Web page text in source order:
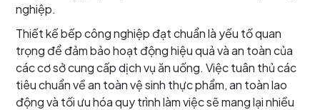
nghiệp.
Thiết kế bếp công nghiệp đạt chuẩn là yếu tố quan
trọng để đảm bảo hoạt động hiệu quả và an toàn của
các cơ sở cung cấp dịch vụ ăn uống. Việc tuân thủ các
tiêu chuẩn về an toàn vệ sinh thực phẩm, an toàn lao
động và tối ưu hóa quy trình làm việc sẽ mang lại nhiều